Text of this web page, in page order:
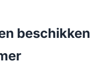
beschikken